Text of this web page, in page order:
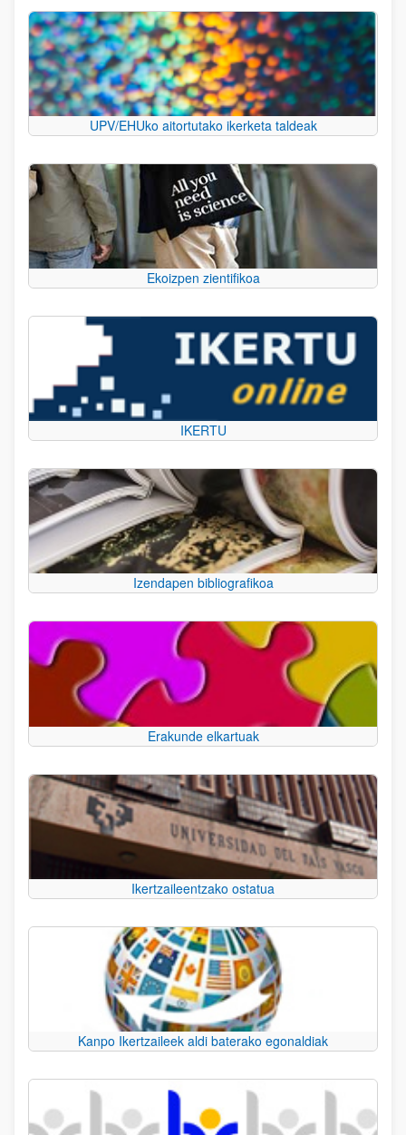
UPV/EHUko aitortutako ikerketa taldeak
Ekoizpen zientifikoa
IKERTU
Izendapen bibliografikoa
Erakunde elkartuak
Ikertzaileentzako ostatua
Kanpo Ikertzaileek aldi baterako egonaldiak